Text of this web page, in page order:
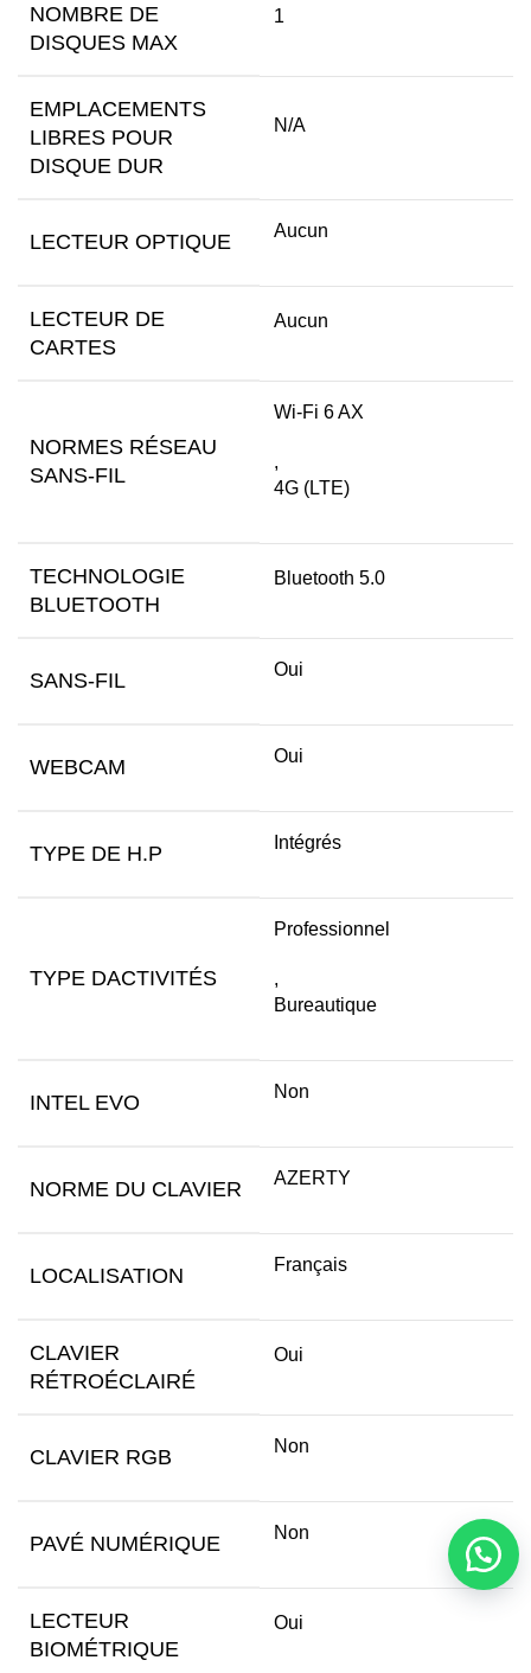
NOMBRE DE
DISQUES MAX
1
EMPLACEMENTS
LIBRES POUR
DISQUE DUR
N/A
LECTEUR OPTIQUE Aucun
LECTEUR DE
CARTES
Aucun
NORMES RÉSEAU
SANS-FIL
Wi-Fi 6 AX
,
4G (LTE)
TECHNOLOGIE
BLUETOOTH
Bluetooth 5.0
SANS-FIL Oui
WEBCAM Oui
TYPE DE H.P Intégrés
TYPE DACTIVITÉS
Professionnel
,
Bureautique
INTEL EVO Non
NORME DU CLAVIER AZERTY
LOCALISATION Français
CLAVIER
RÉTROÉCLAIRÉ
Oui
CLAVIER RGB Non
PAVÉ NUMÉRIQUE Non
LECTEUR
BIOMÉTRIQUE
Oui